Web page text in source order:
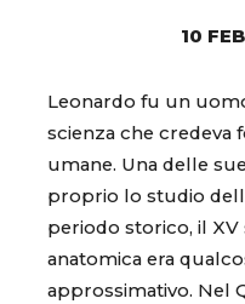
10
Leonardo fu un
scienza che credeva
umane. Una delle
proprio lo studio
periodo storico, il XV
anatomica era
approssimativo. Nel